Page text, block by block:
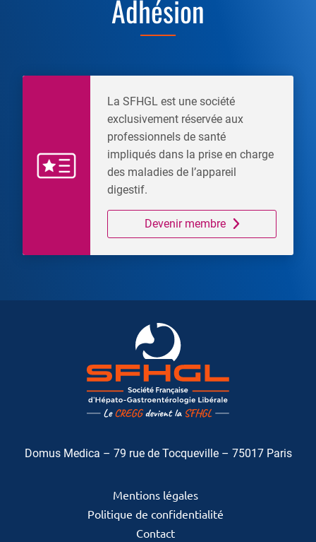
Adhésion
La SFHGL est une société
exclusivement réservée aux
professionnels de santé
impliqués dans la prise en charge
des maladies de l’appareil
digestif.
Devenir membre
Domus Medica – 79 rue de Tocqueville – 75017 Paris
Mentions légales
Politique de confidentialité
Contact